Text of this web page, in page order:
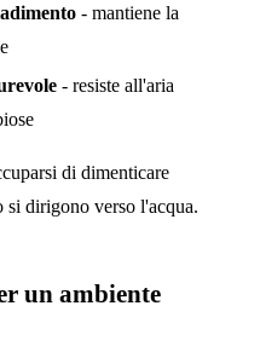
- mantiene la
- resiste all'aria
di dimenticare
si dirigono verso l'acqua.
un ambiente